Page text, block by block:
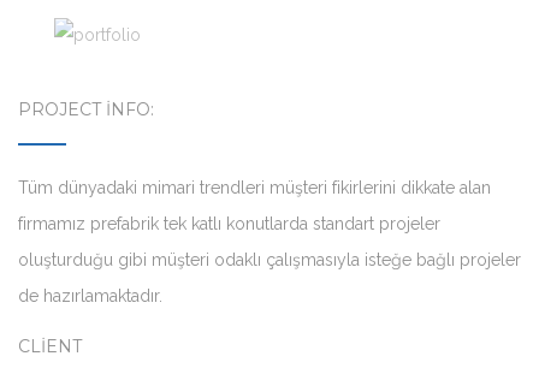
PROJECT INFO:
Tüm dünyadaki mimari trendleri müşteri fikirlerini dikkate alan
firmamız prefabrik tek katlı konutlarda standart projeler
oluşturduğu gibi müşteri odaklı çalışmasıyla isteğe bağlı projeler
de hazırlamaktadır.
CLIENT